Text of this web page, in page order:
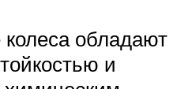
обладают
и